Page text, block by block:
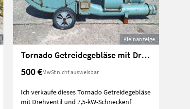
Kleinanzeige
Tornado Getreidegebläse mit Drehventil
500 €MwSt nicht ausweisbar
Ich verkaufe dieses Tornado Getreidegebläse
mit Drehventil und 7,5-kW-Schneckenf